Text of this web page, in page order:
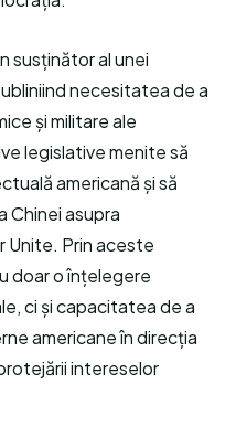
susținător al unei
necesitatea de a
și militare ale
legislative menite să
americană și să
Chinei asupra
Unite. Prin aceste
doar o înțelegere
ci și capacitatea de a
americane în direcția
intereselor